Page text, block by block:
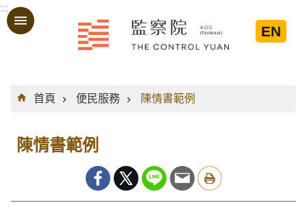
跳到主要內容區塊
:::
EN
:::
首頁
便民服務 陳情書範例
陳情書範例